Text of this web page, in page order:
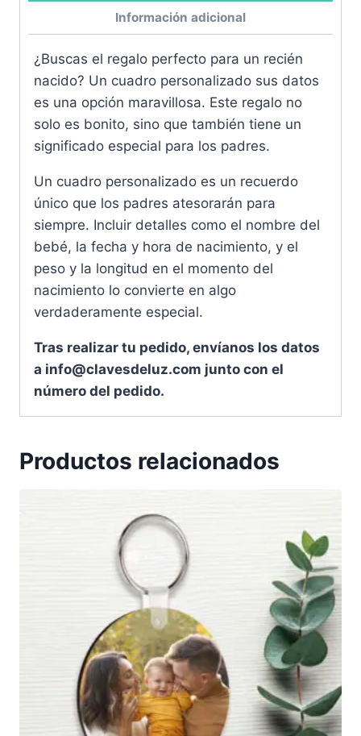
Información adicional
¿Buscas el regalo perfecto para un recién
nacido? Un cuadro personalizado sus datos
es una opción maravillosa. Este regalo no
solo es bonito, sino que también tiene un
significado especial para los padres.
Un cuadro personalizado es un recuerdo
único que los padres atesorarán para
siempre. Incluir detalles como el nombre del
bebé, la fecha y hora de nacimiento, y el
peso y la longitud en el momento del
nacimiento lo convierte en algo
verdaderamente especial.
Tras realizar tu pedido, envíanos los datos
a info@clavesdeluz.com junto con el
número del pedido.
Productos relacionados